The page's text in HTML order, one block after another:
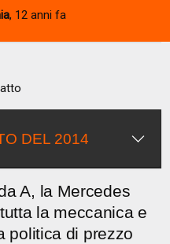
, 12 anni fa
DEL 2014
A, la Mercedes
la meccanica e
politica di prezzo